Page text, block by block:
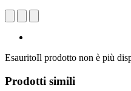
EsauritoIl prodotto non è più
Prodotti simili